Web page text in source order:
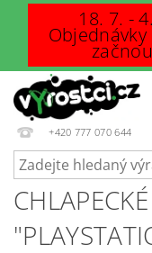
18. 7. -
+420 777 070 644